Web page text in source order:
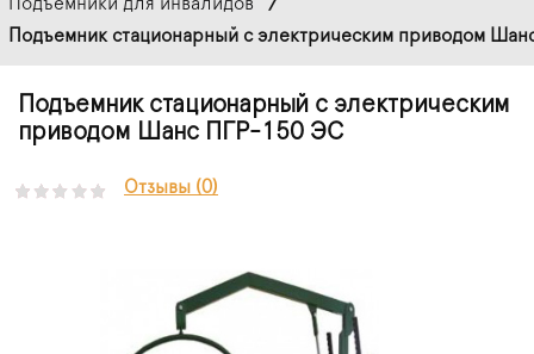
Подъемники для инвалидов
Подъемник стационарный с электрическим приводом
Подъемник стационарный с электрическим
приводом Шанс ПГР-150 ЭС
Отзывы (0)